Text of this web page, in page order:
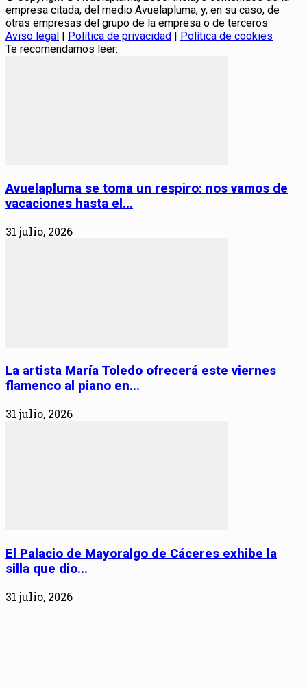
empresa citada, del medio Avuelapluma, y, en su caso, de
otras empresas del grupo de la empresa o de terceros.
Aviso legal
Política de privacidad
Política de cookies
Te recomendamos leer:
Avuelapluma se toma un respiro: nos vamos de
vacaciones hasta el...
31 julio, 2026
La artista María Toledo ofrecerá este viernes
flamenco al piano en...
31 julio, 2026
El Palacio de Mayoralgo de Cáceres exhibe la
silla que dio...
31 julio, 2026